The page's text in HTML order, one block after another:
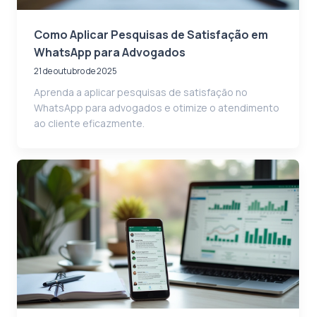
Como Aplicar Pesquisas de Satisfação em
WhatsApp para Advogados
21 de outubro de 2025
Aprenda a aplicar pesquisas de satisfação no
WhatsApp para advogados e otimize o atendimento
ao cliente eficazmente.